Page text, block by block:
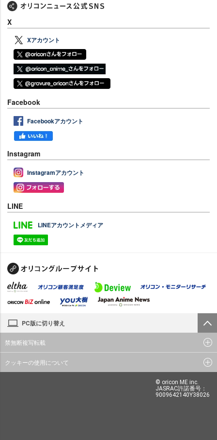
X
Xアカウント
Facebook
Facebookアカウント
Instagram
Instagramアカウント
LINE
LINEアカウントメディア
PC版に切り替え
禁無断複写転載
クッキーの使用について
© oricon ME inc.
JASRAC許諾番号：
9009642140Y38026